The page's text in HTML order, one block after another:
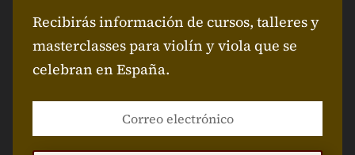
Recibirás información de cursos, talleres y
masterclasses para violín y viola que se
celebran en España.